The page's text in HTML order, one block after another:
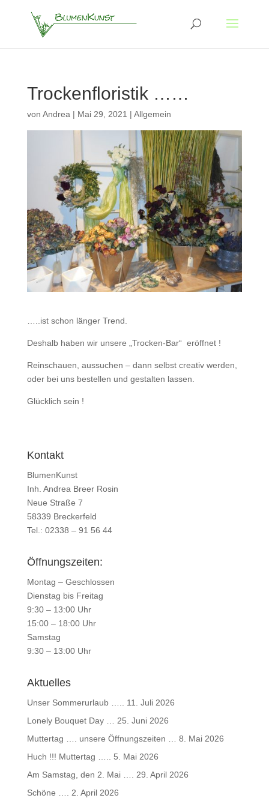
Trockenfloristik ……
von Andrea | Mai 29, 2021 | Allgemein
…..ist schon länger Trend.
Deshalb haben wir unsere „Trocken-Bar“ eröffnet !
Reinschauen, aussuchen – dann selbst creativ werden,
oder bei uns bestellen und gestalten lassen.
Glücklich sein !
Kontakt
BlumenKunst
Inh. Andrea Breer Rosin
Neue Straße 7
58339 Breckerfeld
Tel.: 02338 – 91 56 44
Öffnungszeiten:
Montag – Geschlossen
Dienstag bis Freitag
9:30 – 13:00 Uhr
15:00 – 18:00 Uhr
Samstag
9:30 – 13:00 Uhr
Aktuelles
Unser Sommerurlaub …..
11. Juli 2026
Lonely Bouquet Day …
25. Juni 2026
Muttertag …. unsere Öffnungszeiten …
8. Mai 2026
Huch !!! Muttertag …..
5. Mai 2026
Am Samstag, den 2. Mai ….
29. April 2026
Schöne ….
2. April 2026